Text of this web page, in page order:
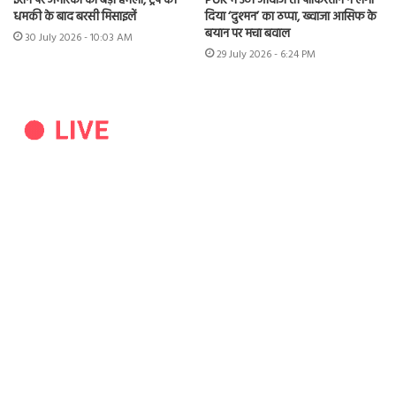
धमकी के बाद बरसी मिसाइलें
30 July 2026 - 10:03 AM
दिया ‘दुश्मन’ का ठप्पा, ख्वाजा आसिफ के
बयान पर मचा बवाल
29 July 2026 - 6:24 PM